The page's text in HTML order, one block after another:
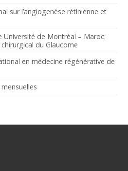
sur l’angiogenèse rétinienne et
de Montréal – Maroc:
du Glaucome
en médecine régénérative de